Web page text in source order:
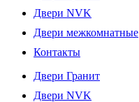
Двери NVK
Двери межкомнатные
Контакты
Двери Гранит
Двери NVK